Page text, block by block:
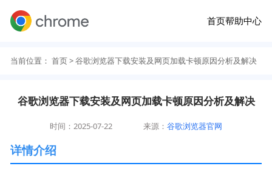
首页帮助中心
当前位置： 首页> 谷歌浏览器下载安装及网页加载卡顿原因分析及解决
谷歌浏览器下载安装及网页加载卡顿原因分析及解决
时间：2025-07-22 来源：谷歌浏览器官网
详情介绍